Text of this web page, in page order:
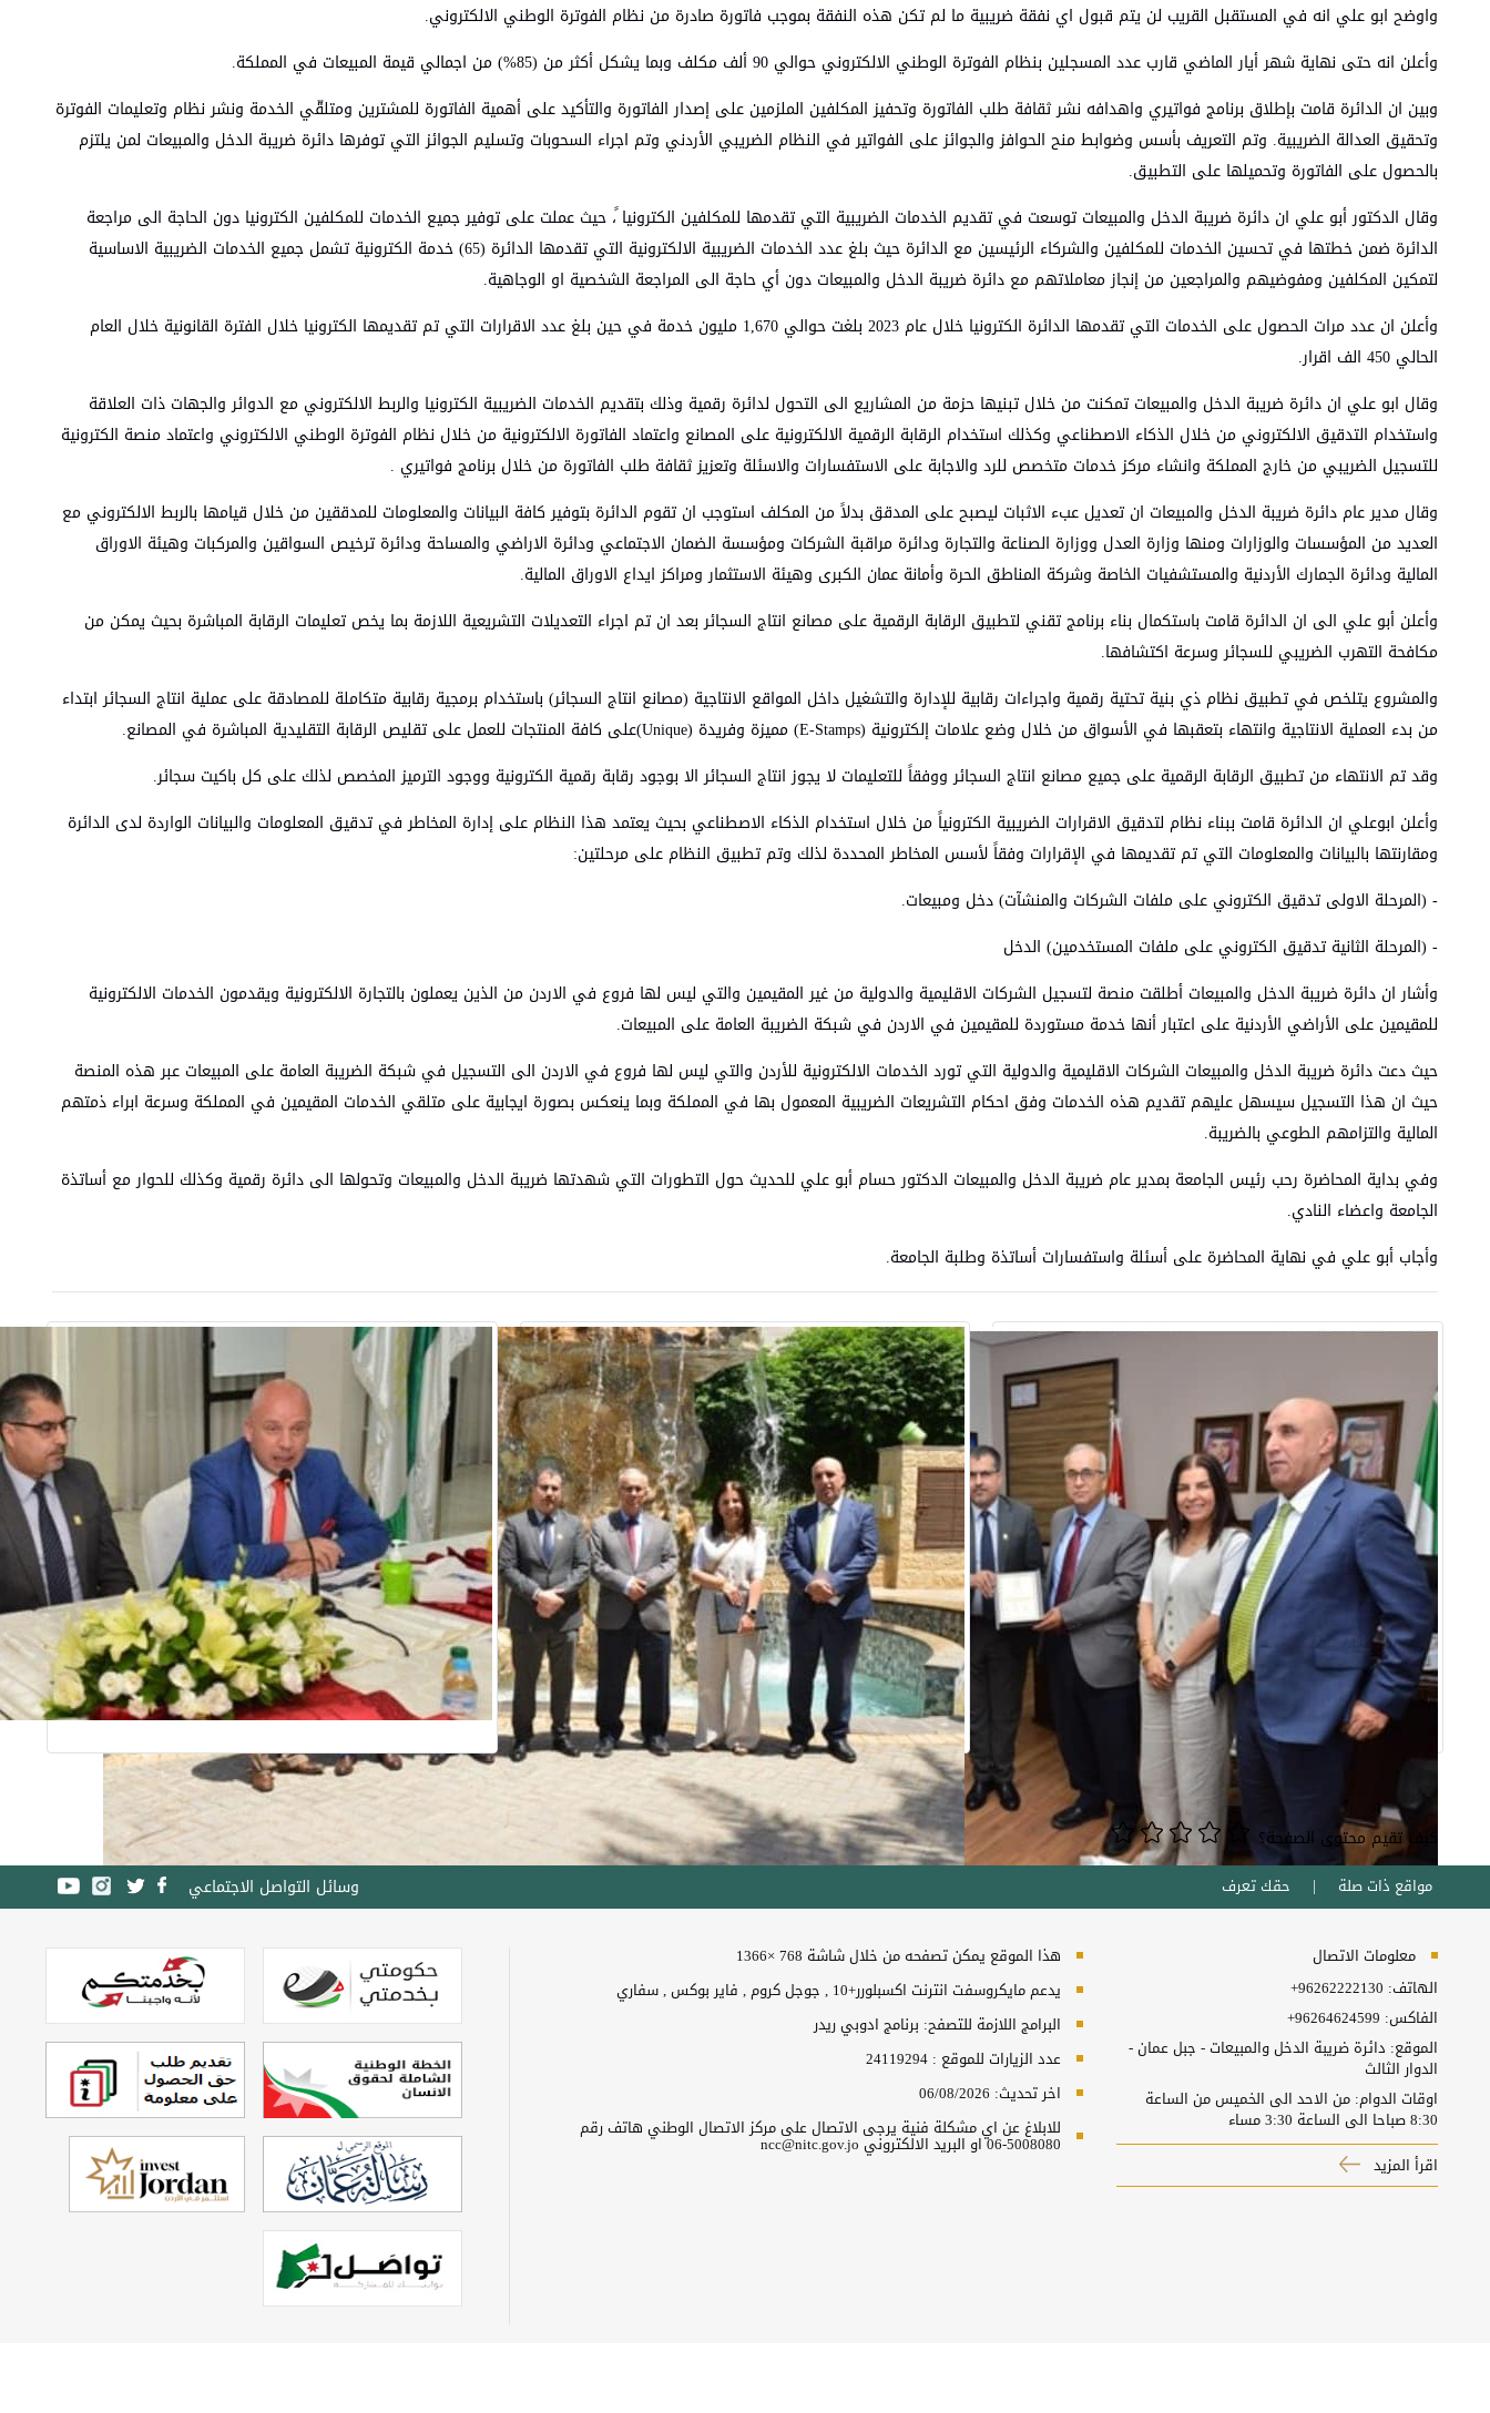
واوضح ابو علي انه في المستقبل القريب لن يتم قبول اي نفقة ضريبية ما لم تكن هذه النفقة بموجب فاتورة صادرة من نظام الفوترة الوطني الالكتروني.
وأعلن انه حتى نهاية شهر أيار الماضي قارب عدد المسجلين بنظام الفوترة الوطني الالكتروني حوالي 90 ألف مكلف وبما يشكل أكثر من (85%) من اجمالي قيمة المبيعات في المملكة.
وبين ان الدائرة قامت بإطلاق برنامج فواتيري واهدافه نشر ثقافة طلب الفاتورة وتحفيز المكلفين الملزمين على إصدار الفاتورة والتأكيد على أهمية الفاتورة للمشترين ومتلقّي الخدمة ونشر نظام وتعليمات الفوترة
وتحقيق العدالة الضريبية. وتم التعريف بأسس وضوابط منح الحوافز والجوائز على الفواتير في النظام الضريبي الأردني وتم اجراء السحوبات وتسليم الجوائز التي توفرها دائرة ضريبة الدخل والمبيعات لمن يلتزم
بالحصول على الفاتورة وتحميلها على التطبيق.
وقال الدكتور أبو علي ان دائرة ضريبة الدخل والمبيعات توسعت في تقديم الخدمات الضريبية التي تقدمها للمكلفين الكترونيا ً، حيث عملت على توفير جميع الخدمات للمكلفين الكترونيا دون الحاجة الى مراجعة
الدائرة ضمن خطتها في تحسين الخدمات للمكلفين والشركاء الرئيسين مع الدائرة حيث بلغ عدد الخدمات الضريبية الالكترونية التي تقدمها الدائرة (65) خدمة الكترونية تشمل جميع الخدمات الضريبية الاساسية
لتمكين المكلفين ومفوضيهم والمراجعين من إنجاز معاملاتهم مع دائرة ضريبة الدخل والمبيعات دون أي حاجة الى المراجعة الشخصية او الوجاهية.
وأعلن ان عدد مرات الحصول على الخدمات التي تقدمها الدائرة الكترونيا خلال عام 2023 بلغت حوالي 1,670 مليون خدمة في حين بلغ عدد الاقرارات التي تم تقديمها الكترونيا خلال الفترة القانونية خلال العام
الحالي 450 الف اقرار.
وقال ابو علي ان دائرة ضريبة الدخل والمبيعات تمكنت من خلال تبنيها حزمة من المشاريع الى التحول لدائرة رقمية وذلك بتقديم الخدمات الضريبية الكترونيا والربط الالكتروني مع الدوائر والجهات ذات العلاقة
واستخدام التدقيق الالكتروني من خلال الذكاء الاصطناعي وكذلك استخدام الرقابة الرقمية الالكترونية على المصانع واعتماد الفاتورة الالكترونية من خلال نظام الفوترة الوطني الالكتروني واعتماد منصة الكترونية
للتسجيل الضريبي من خارج المملكة وانشاء مركز خدمات متخصص للرد والاجابة على الاستفسارات والاسئلة وتعزيز ثقافة طلب الفاتورة من خلال برنامج فواتيري .
وقال مدير عام دائرة ضريبة الدخل والمبيعات ان تعديل عبء الاثبات ليصبح على المدقق بدلاً من المكلف استوجب ان تقوم الدائرة بتوفير كافة البيانات والمعلومات للمدققين من خلال قيامها بالربط الالكتروني مع
العديد من المؤسسات والوزارات ومنها وزارة العدل ووزارة الصناعة والتجارة ودائرة مراقبة الشركات ومؤسسة الضمان الاجتماعي ودائرة الاراضي والمساحة ودائرة ترخيص السواقين والمركبات وهيئة الاوراق
المالية ودائرة الجمارك الأردنية والمستشفيات الخاصة وشركة المناطق الحرة وأمانة عمان الكبرى وهيئة الاستثمار ومراكز ايداع الاوراق المالية.
وأعلن أبو علي الى ان الدائرة قامت باستكمال بناء برنامج تقني لتطبيق الرقابة الرقمية على مصانع انتاج السجائر بعد ان تم اجراء التعديلات التشريعية اللازمة بما يخص تعليمات الرقابة المباشرة بحيث يمكن من
مكافحة التهرب الضريبي للسجائر وسرعة اكتشافها.
والمشروع يتلخص في تطبيق نظام ذي بنية تحتية رقمية واجراءات رقابية للإدارة والتشغيل داخل المواقع الانتاجية (مصانع انتاج السجائر) باستخدام برمجية رقابية متكاملة للمصادقة على عملية انتاج السجائر ابتداء
من بدء العملية الانتاجية وانتهاء بتعقبها في الأسواق من خلال وضع علامات إلكترونية (E-Stamps) مميزة وفريدة (Unique)على كافة المنتجات للعمل على تقليص الرقابة التقليدية المباشرة في المصانع.
وقد تم الانتهاء من تطبيق الرقابة الرقمية على جميع مصانع انتاج السجائر ووفقاً للتعليمات لا يجوز انتاج السجائر الا بوجود رقابة رقمية الكترونية ووجود الترميز المخصص لذلك على كل باكيت سجائر.
وأعلن ابوعلي ان الدائرة قامت ببناء نظام لتدقيق الاقرارات الضريبية الكترونياً من خلال استخدام الذكاء الاصطناعي بحيث يعتمد هذا النظام على إدارة المخاطر في تدقيق المعلومات والبيانات الواردة لدى الدائرة
ومقارنتها بالبيانات والمعلومات التي تم تقديمها في الإقرارات وفقاً لأسس المخاطر المحددة لذلك وتم تطبيق النظام على مرحلتين:
- (المرحلة الاولى تدقيق الكتروني على ملفات الشركات والمنشآت) دخل ومبيعات.
- (المرحلة الثانية تدقيق الكتروني على ملفات المستخدمين) الدخل
وأشار ان دائرة ضريبة الدخل والمبيعات أطلقت منصة لتسجيل الشركات الاقليمية والدولية من غير المقيمين والتي ليس لها فروع في الاردن من الذين يعملون بالتجارة الالكترونية ويقدمون الخدمات الالكترونية
للمقيمين على الأراضي الأردنية على اعتبار أنها خدمة مستوردة للمقيمين في الاردن في شبكة الضريبة العامة على المبيعات.
حيث دعت دائرة ضريبة الدخل والمبيعات الشركات الاقليمية والدولية التي تورد الخدمات الالكترونية للأردن والتي ليس لها فروع في الاردن الى التسجيل في شبكة الضريبة العامة على المبيعات عبر هذه المنصة
حيث ان هذا التسجيل سيسهل عليهم تقديم هذه الخدمات وفق احكام التشريعات الضريبية المعمول بها في المملكة وبما ينعكس بصورة ايجابية على متلقي الخدمات المقيمين في المملكة وسرعة ابراء ذمتهم
المالية والتزامهم الطوعي بالضريبة.
وفي بداية المحاضرة رحب رئيس الجامعة بمدير عام ضريبة الدخل والمبيعات الدكتور حسام أبو علي للحديث حول التطورات التي شهدتها ضريبة الدخل والمبيعات وتحولها الى دائرة رقمية وكذلك للحوار مع أساتذة
الجامعة واعضاء النادي.
وأجاب أبو علي في نهاية المحاضرة على أسئلة واستفسارات أساتذة وطلبة الجامعة.
كيف تقيم محتوى الصفحة؟
مواقع ذات صلة حقك تعرف وسائل التواصل الاجتماعي
معلومات الاتصال
الهاتف: +96262222130
الفاكس: +96264624599
الموقع: دائرة ضريبة الدخل والمبيعات - جبل عمان -
الدوار الثالث
اوقات الدوام: من الاحد الى الخميس من الساعة
8:30 صباحا الى الساعة 3:30 مساء
اقرأ المزيد
هذا الموقع يمكن تصفحه من خلال شاشة 768 ×1366
يدعم مايكروسفت انترنت اكسبلورر+10 , جوجل كروم , فاير بوكس , سفاري
البرامج اللازمة للتصفح: برنامج ادوبي ريدر
عدد الزيارات للموقع : 24119294
اخر تحديث: 06/08/2026
للابلاغ عن اي مشكلة فنية يرجى الاتصال على مركز الاتصال الوطني هاتف رقم
5008080-06 او البريد الالكتروني ncc@nitc.gov.jo